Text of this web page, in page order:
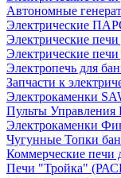
Автономные
Электрические
Электрические
Электрические
Электропечь для
Запчасти к
Электрокаменки
Пульты Управления
Электрокаменки
Чугунные Топки
Коммерческие печи
Печи "Тройка"